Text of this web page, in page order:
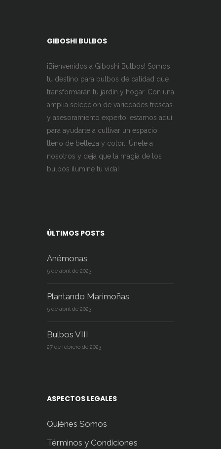
GIBOSHI BULBOS
¡Bienvenidos a Giboshi Bulbos! Somos
tu destino para bulbos de calidad que
transformarán tu jardín y hogar. Con una
amplia selección de variedades frescas
y asesoramiento experto, estamos aquí
para ayudarte a cultivar un espacio
lleno de belleza y color. ¡Únete a
nosotros y deja que la magia de los
bulbos ilumine tu vida!
ÚLTIMOS POSTS
Anémonas
5 de abril de 2023
Plantando Marimoñas
5 de abril de 2023
Bulbos VIII
27 de febrero de 2023
ASPECTOS LEGALES
Quiénes Somos
Términos y Condiciones